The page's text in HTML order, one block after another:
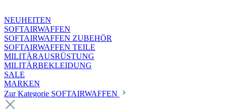
NEUHEITEN
SOFTAIRWAFFEN
SOFTAIRWAFFEN ZUBEHÖR
SOFTAIRWAFFEN TEILE
MILITÄRAUSRÜSTUNG
MILITÄRBEKLEIDUNG
SALE
MARKEN
Zur Kategorie SOFTAIRWAFFEN